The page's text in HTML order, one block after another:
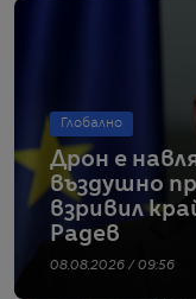
Глобално
Дрон е
въздушно
взривил
Радев
08.08.2026 / 09:56